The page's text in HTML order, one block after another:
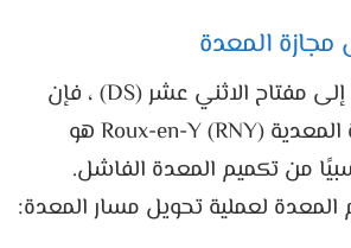
مجازة المعدة
تمامًا مثل التحويل إلى مفتاح الاثني عشر (DS) ، فإن
إجراء جراحة المجازة المعدية Roux-en-Y (RNY) هو
من تكميم المعدة الفاشل.
المعدة لعملية تحويل مسار المعدة: